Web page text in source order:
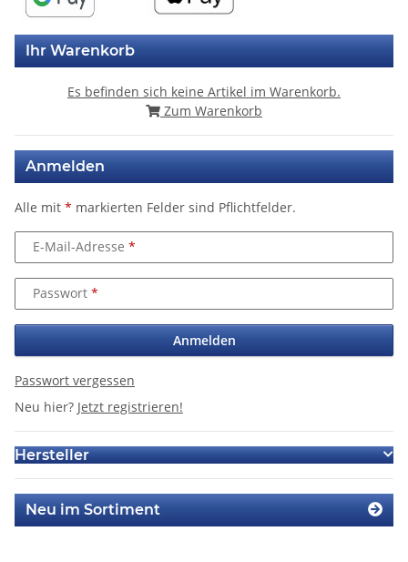
Ihr Warenkorb
Es befinden sich keine Artikel im Warenkorb.
Zum Warenkorb
Anmelden
Alle mit * markierten Felder sind Pflichtfelder.
E-Mail-Adresse
Passwort
Anmelden
Passwort vergessen
Neu hier? Jetzt registrieren!
Hersteller
Neu im Sortiment